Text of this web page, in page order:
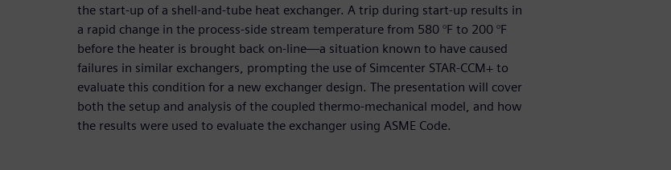
the start-up of a shell-and-tube heat exchanger. A trip during start-up results in
a rapid change in the process-side stream temperature from 580 °F to 200 °F
before the heater is brought back on-line—a situation known to have caused
failures in similar exchangers, prompting the use of Simcenter STAR-CCM+ to
evaluate this condition for a new exchanger design. The presentation will cover
both the setup and analysis of the coupled thermo-mechanical model, and how
the results were used to evaluate the exchanger using ASME Code.